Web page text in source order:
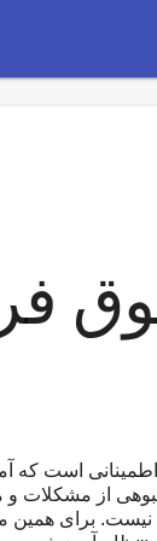
از مشکلات
نیست. برای